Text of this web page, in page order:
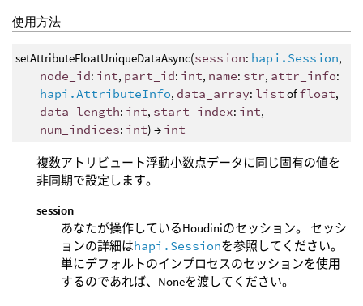
使用方法
setAttributeFloatUniqueDataAsync(session: hapi.Session,
node_id: int, part_id: int, name: str, attr_info:
hapi.AttributeInfo, data_array: list offloat,
data_length: int, start_index: int,
num_indices: int) → int
複数アトリビュート浮動小数点データに同じ固有の値を
非同期で設定します。
session
あなたが操作しているHoudiniのセッション。 セッシ
ョンの詳細はhapi.Sessionを参照してください。
単にデフォルトのインプロセスのセッションを使用
するのであれば、Noneを渡してください。